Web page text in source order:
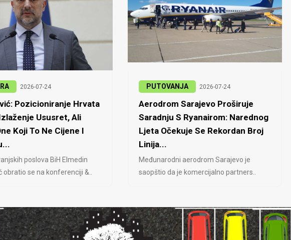
2026-07-24
Pozicioniranje Hrvata
Ususret, Ali
Koji To Ne Cijene I
poslova BiH Elmedin
obratio se na konferenciji &..
PUTOVANJA 2026-07-24
Aerodrom Sarajevo Proširuje
Saradnju S Ryanairom: Narednog
Ljeta Očekuje Se Rekordan Broj
Linija...
Međunarodni aerodrom Sarajevo je
saopštio da je komercijalno partners..